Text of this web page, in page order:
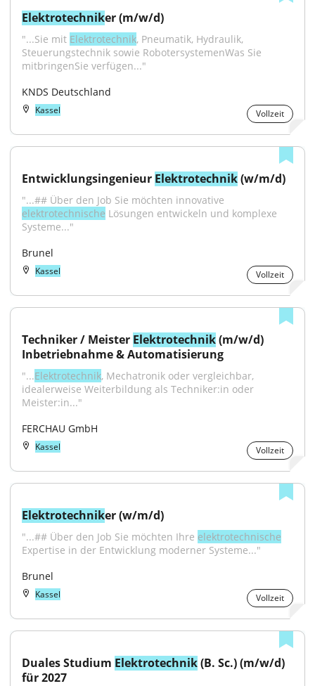
Elektrotechniker (m/w/d)
"...Sie mit Elektrotechnik, Pneumatik, Hydraulik,
Steuerungstechnik sowie RobotersystemenWas Sie
mitbringenSie verfügen..."
KNDS Deutschland
Kassel Vollzeit
Entwicklungsingenieur Elektrotechnik (w/m/d)
elektrotechnische Lösungen entwickeln und komplexe
Systeme..."
Brunel
Kassel Vollzeit
Techniker / Meister Elektrotechnik (m/w/d)
Inbetriebnahme & Automatisierung
"...Elektrotechnik, Mechatronik oder vergleichbar,
idealerweise Weiterbildung als Techniker:in oder
Meister:in..."
FERCHAU GmbH
Kassel Vollzeit
Elektrotechniker (w/m/d)
"...## Über den Job Sie möchten Ihre elektrotechnische
Expertise in der Entwicklung moderner Systeme..."
Brunel
Kassel Vollzeit
Duales Studium Elektrotechnik (B. Sc.) (m/w/d)
für 2027